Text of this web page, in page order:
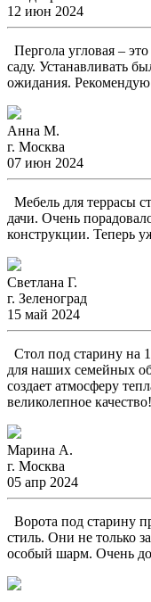
12 июн 2024
Пергола угловая –
саду. Устанавливать
ожидания.
Анна М.
г. Москва
07 июн 2024
Мебель для террасы
дачи. Очень
конструкции. Теперь
Светлана Г.
г. Зеленоград
15 май 2024
Стол под старину на
для наших семейных
создает атмосферу
великолепное качество!
Марина А.
г. Москва
05 апр 2024
Ворота под старину
стиль. Они не только
особый шарм. Очень